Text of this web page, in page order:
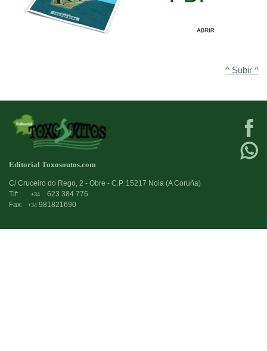
^ Subir ^
Editorial Toxosoutos.com
C/ Cruceiro do Rego, 2 - Obre - C.P. 15217 Noia (A Coruña)
Tlf:
+34
623 384 776
Fax:
+34 981821690
->